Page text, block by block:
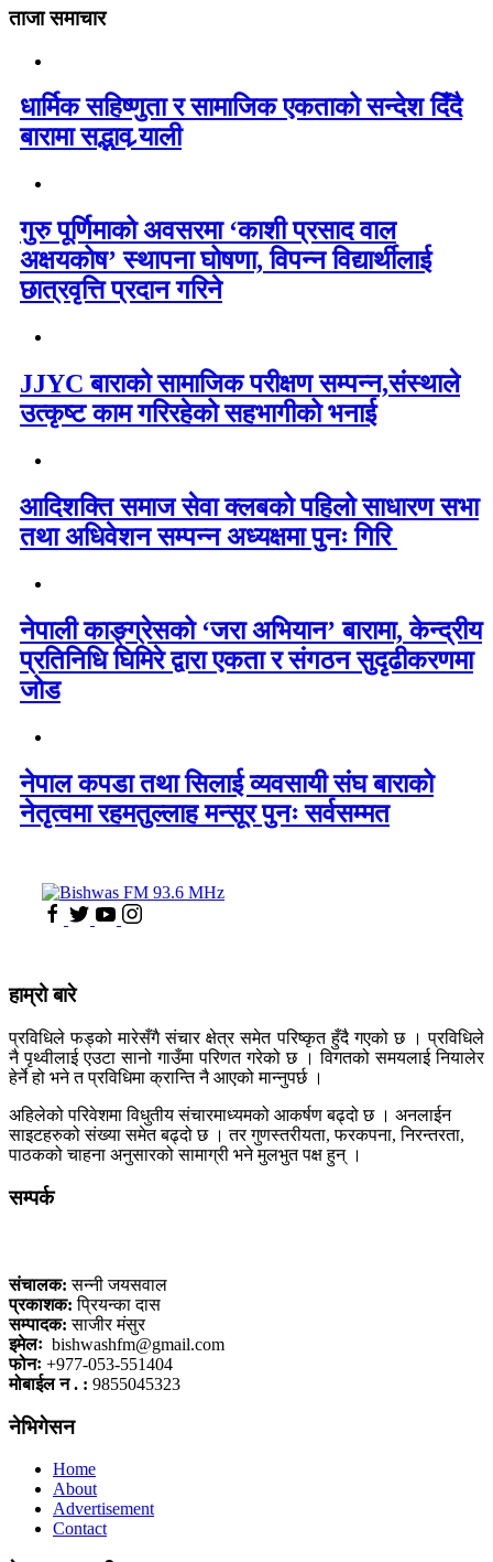
ताजा समाचार
धार्मिक सहिष्णुता र सामाजिक एकताको सन्देश दिँदै
बारामा सद्भाव र्‍याली
गुरु पूर्णिमाको अवसरमा ‘काशी प्रसाद वाल
अक्षयकोष’ स्थापना घोषणा, विपन्न विद्यार्थीलाई
छात्रवृत्ति प्रदान गरिने
JJYC बाराको सामाजिक परीक्षण सम्पन्न,संस्थाले
उत्कृष्ट काम गरिरहेको सहभागीको भनाई
आदिशक्ति समाज सेवा क्लबको पहिलो साधारण सभा
तथा अधिवेशन सम्पन्न अध्यक्षमा पुनः गिरि
नेपाली काङ्ग्रेसको ‘जरा अभियान’ बारामा, केन्द्रीय
प्रतिनिधि घिमिरे द्वारा एकता र संगठन सुदृढीकरणमा
जोड
नेपाल कपडा तथा सिलाई व्यवसायी संघ बाराको
नेतृत्वमा रहमतुल्लाह मन्सूर पुनः सर्वसम्मत
हाम्रो बारे
प्रविधिले फड्को मारेसँगै संचार क्षेत्र समेत परिष्कृत हुँदै गएको छ । प्रविधिले
नै पृथ्वीलाई एउटा सानो गाउँमा परिणत गरेको छ । विगतको समयलाई नियालेर
हेर्ने हो भने त प्रविधिमा क्रान्ति नै आएको मान्नुपर्छ ।
अहिलेको परिवेशमा विधुतीय संचारमाध्यमको आकर्षण बढ्दो छ । अनलाईन
साइटहरुको संख्या समेत बढ्दो छ । तर गुणस्तरीयता, फरकपना, निरन्तरता,
पाठकको चाहना अनुसारको सामाग्री भने मुलभुत पक्ष हुन् ।
सम्पर्क
संचालक: सन्नी जयसवाल
प्रकाशक: प्रियन्का दास
सम्पादक: साजीर मंसुर
इमेलः bishwashfm@gmail.com
फोनः +977-053-551404
मोबाईल न . : 9855045323
नेभिगेसन
Home
About
Advertisement
Contact